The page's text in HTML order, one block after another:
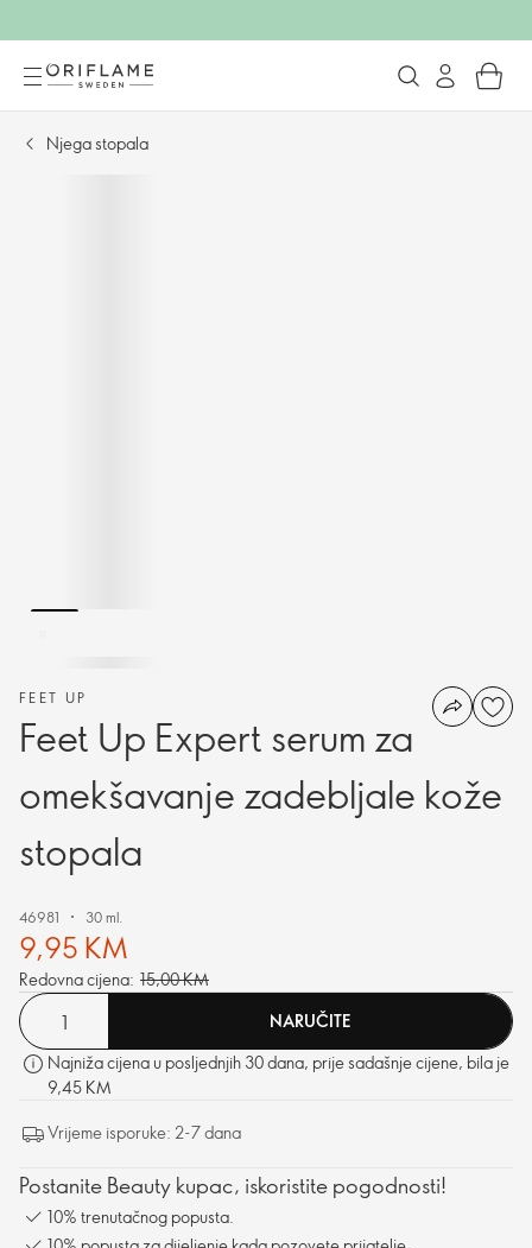
Njega stopala
FEET UP
Feet Up Expert serum za
omekšavanje zadebljale kože
stopala
46981 30 ml.
9,95 KM
Redovna cijena: 15,00 KM
NARUČITE
Najniža cijena u posljednjih 30 dana, prije sadašnje cijene, bila je
9,45 KM
Vrijeme isporuke: 2-7 dana
Postanite Beauty kupac, iskoristite pogodnosti!
10% trenutačnog popusta.